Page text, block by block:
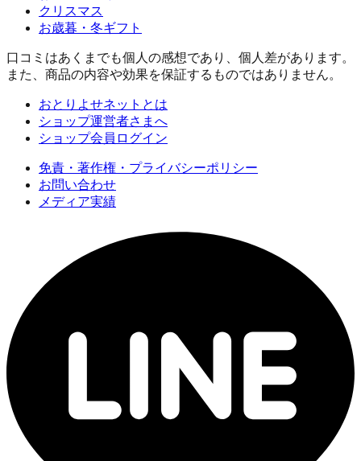
クリスマス
お歳暮・冬ギフト
口コミはあくまでも個人の感想であり、個人差があります。
また、商品の内容や効果を保証するものではありません。
おとりよせネットとは
ショップ運営者さまへ
ショップ会員ログイン
免責・著作権・プライバシーポリシー
お問い合わせ
メディア実績